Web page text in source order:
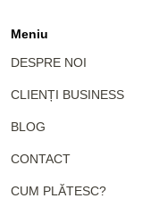
Meniu
DESPRE NOI
CLIENȚI BUSINESS
BLOG
CONTACT
CUM PLĂTESC?